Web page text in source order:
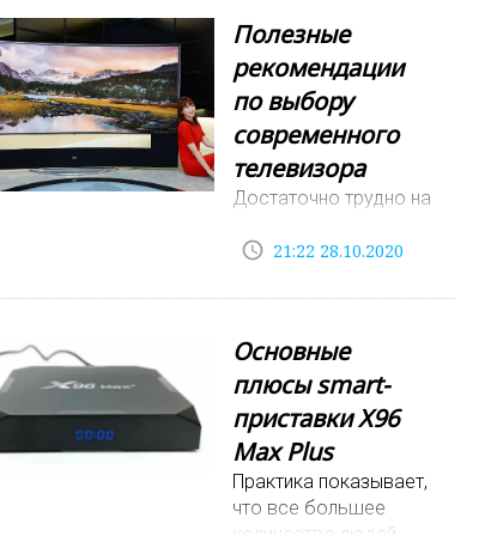
Полезные
рекомендации
по выбору
современного
телевизора
Достаточно трудно на
представить
квартиру или частный
настоящее время
телевизоры могут
использоваться не
только для просмотра
телевизионных
каналов и
access_time 21:22 28.10.2020
Основные
плюсы smart-
приставки X96
Max Plus
Практика показывает,
что все большее